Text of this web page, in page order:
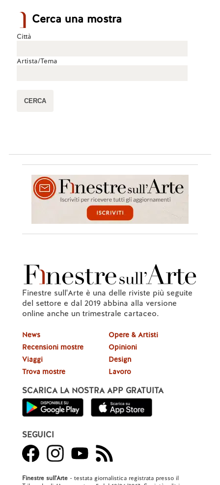
Cerca una mostra
Città
Artista/Tema
Finestre sull'Arte è una delle riviste più seguite
del settore e dal 2019 abbina alla versione
online anche un trimestrale cartaceo.
News
Recensioni mostre
Viaggi
Trova mostre
Opere & Artisti
Opinioni
Design
Lavoro
SCARICA LA NOSTRA APP GRATUITA
SEGUICI
Finestre sull'Arte- testata giornalistica registrata presso il